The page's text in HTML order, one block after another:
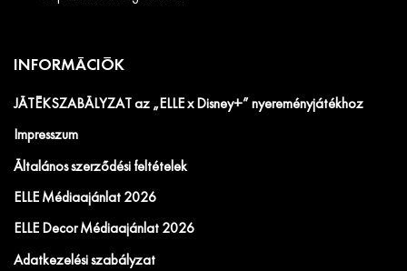
INFORMÁCIÓK
JÁTÉKSZABÁLYZAT az „ELLE x Disney+” nyereményjátékhoz
Impresszum
Általános szerződési feltételek
ELLE Médiaajánlat 2026
ELLE Decor Médiaajánlat 2026
Adatkezelési szabályzat